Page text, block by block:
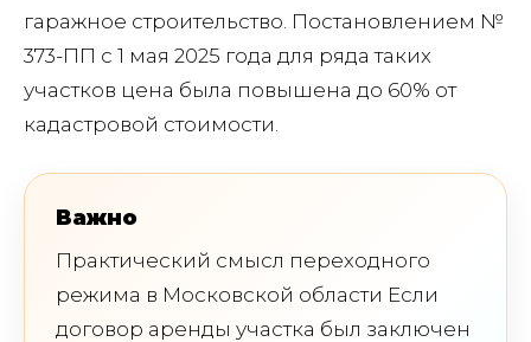
гаражное строительство. Постановлением №
373-ПП с 1 мая 2025 года для ряда таких
участков цена была повышена до 60% от
кадастровой стоимости.
Важно
Практический смысл переходного
режима в Московской области Если
договор аренды участка был заключен